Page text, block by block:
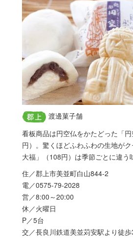
渡邊菓子舗
看板商品は円空仏をかたどった「
円）。驚くほどふわふわの生地が
大福」（108円）は季節ごとに違う
住／郡上市美並町白山844-2
電／0575-79-2028
営／8:00～20:00
休／火曜日
P／5台
交／長良川鉄道美並苅安駅より徒